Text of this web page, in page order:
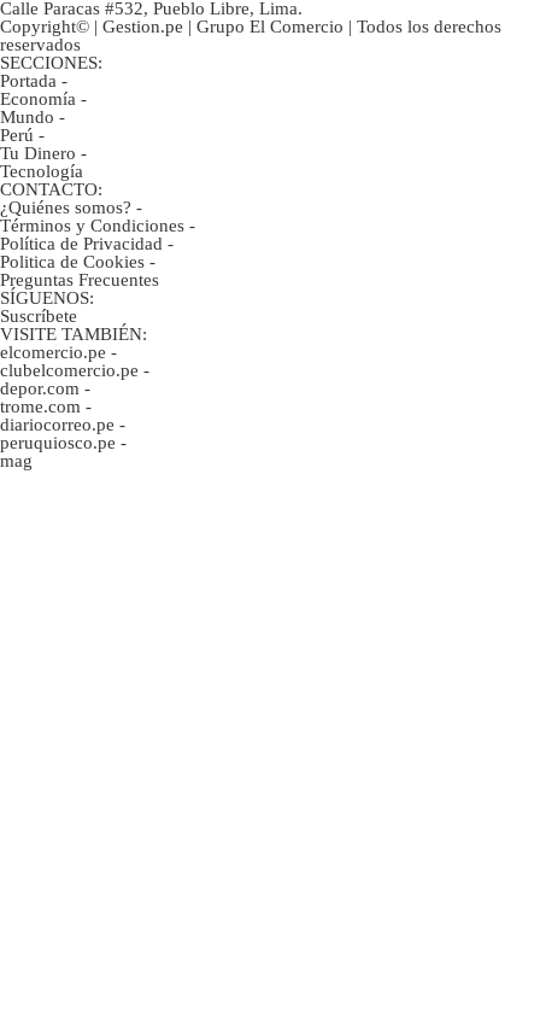
Calle Paracas #532, Pueblo Libre, Lima.
Copyright© | Gestion.pe | Grupo El Comercio | Todos los derechos
reservados
SECCIONES:
Portada -
Economía -
Mundo -
Perú -
Tu Dinero -
Tecnología
CONTACTO:
¿Quiénes somos? -
Términos y Condiciones -
Política de Privacidad -
Politica de Cookies -
Preguntas Frecuentes
SÍGUENOS:
Suscríbete
VISITE TAMBIÉN:
elcomercio.pe -
clubelcomercio.pe -
depor.com -
trome.com -
diariocorreo.pe -
peruquiosco.pe -
mag